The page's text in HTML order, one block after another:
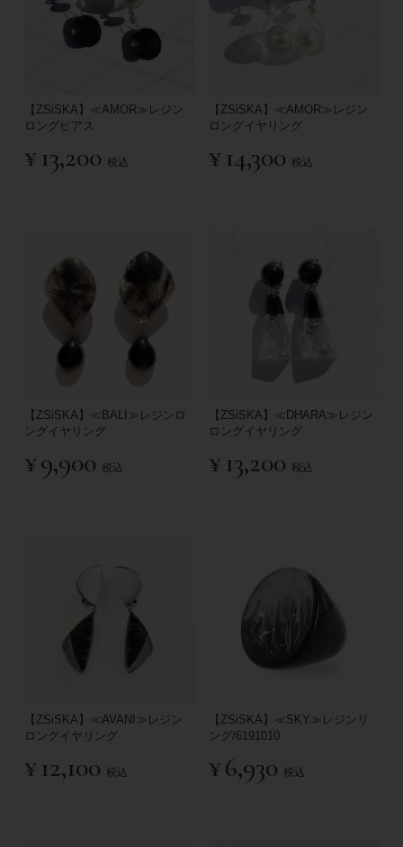
【ZSiSKA】≪AMOR≫レジン
ロングピアス
¥ 13,200 税込
【ZSiSKA】≪AMOR≫レジン
ロングイヤリング
¥ 14,300 税込
【ZSiSKA】≪BALI≫レジンロ
ングイヤリング
¥9,900 税込
【ZSiSKA】≪DHARA≫レジン
ロングイヤリング
¥ 13,200 税込
【ZSiSKA】≪AVANI≫レジン
ロングイヤリング
¥ 12,100 税込
【ZSiSKA】≪SKY≫レジンリ
ング/6191010
¥6,930 税込